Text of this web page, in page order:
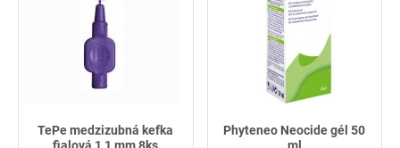
TePe medzizubná kefka
fialová 1,1 mm 8ks
Phyteneo Neocide gél 50
ml